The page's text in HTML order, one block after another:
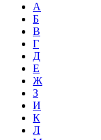
А
Б
В
Г
Д
Е
Ж
З
И
К
Л